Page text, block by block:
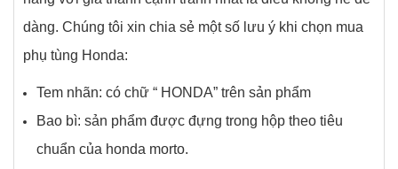
dàng. Chúng tôi xin chia sẻ một số lưu ý khi chọn mua
phụ tùng Honda:
Tem nhãn: có chữ “ HONDA” trên sản phẩm
Bao bì: sản phẩm được đựng trong hộp theo tiêu
chuẩn của honda morto.